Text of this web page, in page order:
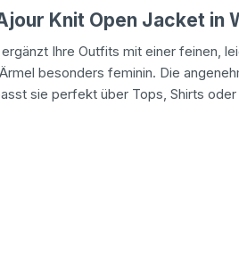
Knit Open Jacket in
Ihre Outfits mit einer feinen,
besonders feminin. Die
sie perfekt über Tops, Shirts oder